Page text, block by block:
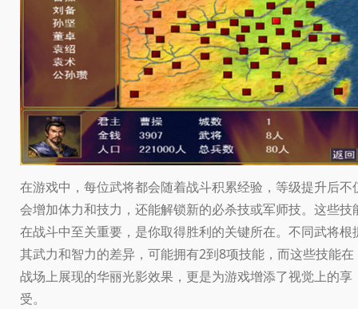
在游戏中，每位武将都会随着战斗积累经验，等级提升后不
会增加体力和技力，还能解锁新的必杀技或军师技。这些技
在战斗中至关重要，是你取得胜利的关键所在。不同武将根
其武力和智力的差异，可能拥有2到8项技能，而这些技能在
战场上展现的华丽光影效果，更是为游戏增添了视觉上的享
受。